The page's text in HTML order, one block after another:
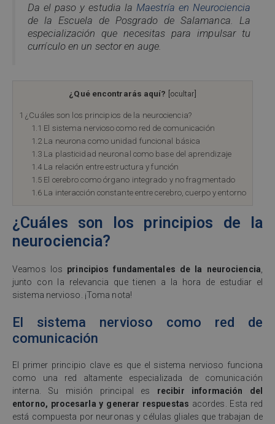
Da el paso y estudia la Maestría en Neurociencia
de la Escuela de Posgrado de Salamanca. La
especialización que necesitas para impulsar tu
currículo en un sector en auge.
¿Qué encontrarás aquí? ocultar
1 ¿Cuáles son los principios de la neurociencia?
1.1 El sistema nervioso como red de comunicación
1.2La neurona como unidad funcional básica
1.3 La plasticidad neuronal como base del aprendizaje
1.4La relación entre estructura y función
1.5 El cerebro como órgano integrado y no fragmentado
1.6 La interacción constante entre cerebro, cuerpo y entorno
¿Cuáles son los principios de la
neurociencia?
Veamos los principios fundamentales de la neurociencia,
junto con la relevancia que tienen a la hora de estudiar el
sistema nervioso. ¡Toma nota!
El sistema nervioso como red de
comunicación
El primer principio clave es que el sistema nervioso funciona
como una red altamente especializada de comunicación
interna. Su misión principal es recibir información del
entorno, procesarla y generar respuestas acordes. Esta red
está compuesta por neuronas y células gliales que trabajan de